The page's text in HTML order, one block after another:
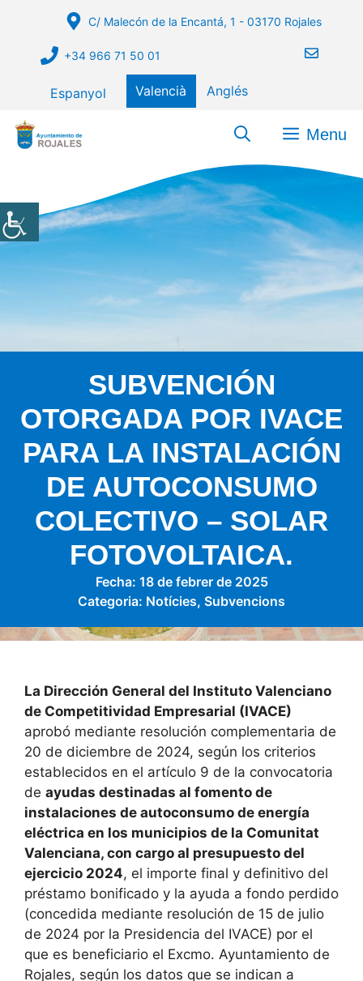
contingut
C/ Malecón de la Encantá, 1 - 03170 Rojales
+34 966 71 50 01
Espanyol Valencià Anglés
Menu
SUBVENCIÓN
OTORGADA POR IVACE
PARA LA INSTALACIÓN
DE AUTOCONSUMO
COLECTIVO – SOLAR
FOTOVOLTAICA.
Fecha: 18 de febrer de 2025
Categoria: Notícies, Subvencions
La Dirección General del Instituto Valenciano
de Competitividad Empresarial (IVACE)
aprobó mediante resolución complementaria de
20 de diciembre de 2024, según los criterios
establecidos en el artículo 9 de la convocatoria
de ayudas destinadas al fomento de
instalaciones de autoconsumo de energía
eléctrica en los municipios de la Comunitat
Valenciana, con cargo al presupuesto del
ejercicio 2024, el importe final y definitivo del
préstamo bonificado y la ayuda a fondo perdido
(concedida mediante resolución de 15 de julio
de 2024 por la Presidencia del IVACE) por el
que es beneficiario el Excmo. Ayuntamiento de
Rojales, según los datos que se indican a